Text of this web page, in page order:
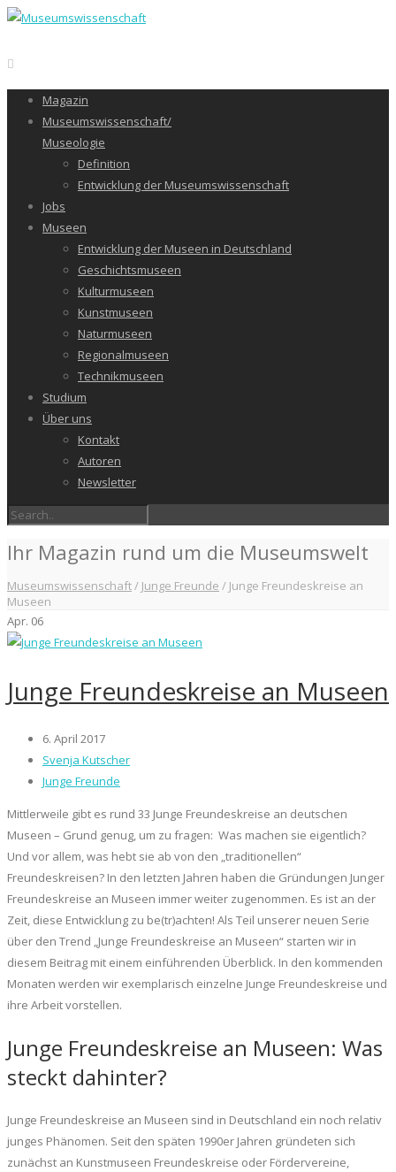
Magazin
Museumswissenschaft/
Museologie
Definition
Entwicklung der Museumswissenschaft
Jobs
Museen
Entwicklung der Museen in Deutschland
Geschichtsmuseen
Kulturmuseen
Kunstmuseen
Naturmuseen
Regionalmuseen
Technikmuseen
Studium
Über uns
Kontakt
Autoren
Newsletter
Ihr Magazin rund um die Museumswelt
Museumswissenschaft/ Junge Freunde / Junge Freundeskreise an
Museen
Apr. 06
Junge Freundeskreise an Museen
6. April 2017
Svenja Kutscher
Junge Freunde
Mittlerweile gibt es rund 33 Junge Freundeskreise an deutschen
Museen – Grund genug, um zu fragen: Was machen sie eigentlich?
Und vor allem, was hebt sie ab von den „traditionellen“
Freundeskreisen? In den letzten Jahren haben die Gründungen Junger
Freundeskreise an Museen immer weiter zugenommen. Es ist an der
Zeit, diese Entwicklung zu be(tr)achten! Als Teil unserer neuen Serie
über den Trend „Junge Freundeskreise an Museen“ starten wir in
diesem Beitrag mit einem einführenden Überblick. In den kommenden
Monaten werden wir exemplarisch einzelne Junge Freundeskreise und
ihre Arbeit vorstellen.
Junge Freundeskreise an Museen: Was
steckt dahinter?
Junge Freundeskreise an Museen sind in Deutschland ein noch relativ
junges Phänomen. Seit den späten 1990er Jahren gründeten sich
zunächst an Kunstmuseen Freundeskreise oder Fördervereine,